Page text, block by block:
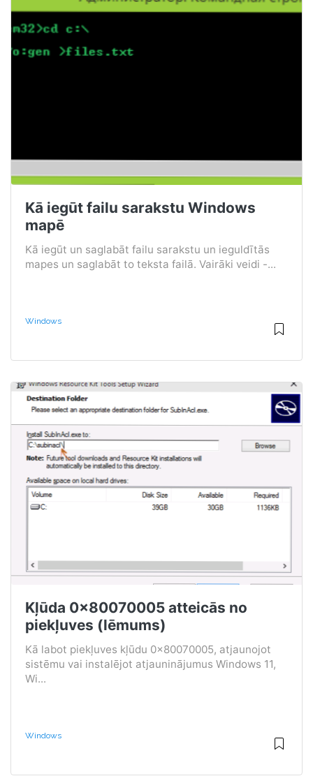
Kā iegūt failu sarakstu Windows
mapē
Kā iegūt un saglabāt failu sarakstu un ieguldītās
mapes un saglabāt to teksta failā. Vairāki veidi -...
Windows
Kļūda 0x80070005 atteicās no
piekļuves (lēmums)
Kā labot piekļuves kļūdu 0x80070005, atjaunojot
sistēmu vai instalējot atjauninājumus Windows 11,
Wi...
Windows